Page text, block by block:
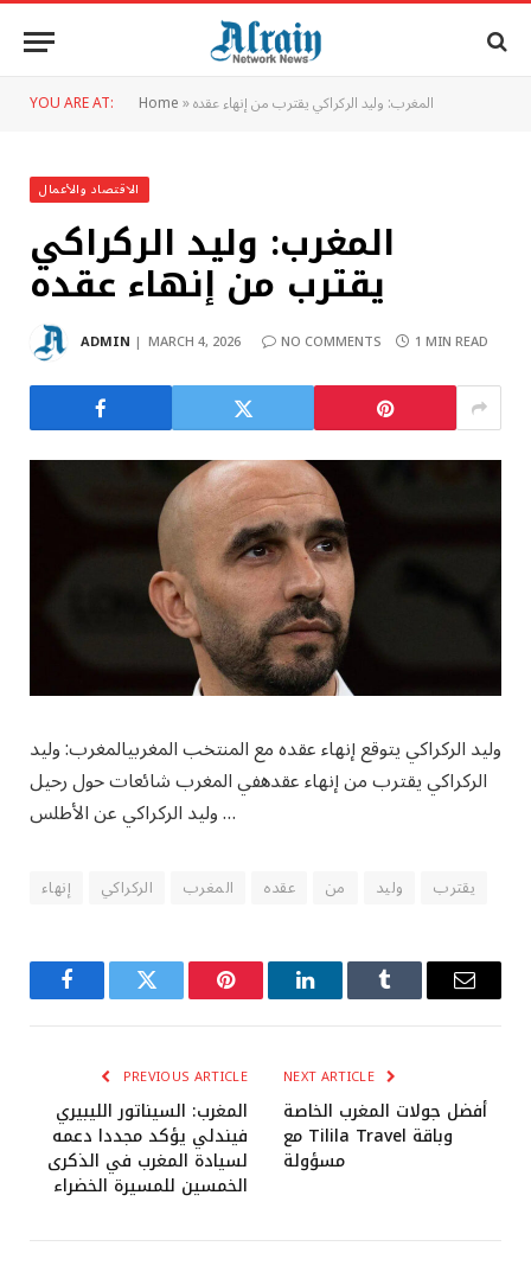
YOU ARE AT: Home»المغرب: وليد الركراكي يقترب من إنهاء عقده
الاقتصاد والأعمال
المغرب: وليد الركراكي
يقترب من إنهاء عقده
ADMIN MARCH 4, 2026 NO COMMENTS 1 MIN READ
وليد الركراكي يتوقع إنهاء عقده مع المنتخب المغربيالمغرب: وليد
الركراكي يقترب من إنهاء عقدهفي المغرب شائعات حول رحيل
وليد الركراكي عن الأطلس …
إنهاء الركراكي المغرب عقده من وليد يقترب
FacebookTwitter Pinterest LinkedInTumblr Email
PREVIOUS ARTICLE
المغرب: السيناتور الليبيري
فيندلي يؤكد مجددا دعمه
لسيادة المغرب في الذكرى
الخمسين للمسيرة الخضراء
NEXT ARTICLE
أفضل جولات المغرب الخاصة
مع Tilila Travel وباقة
مسؤولة